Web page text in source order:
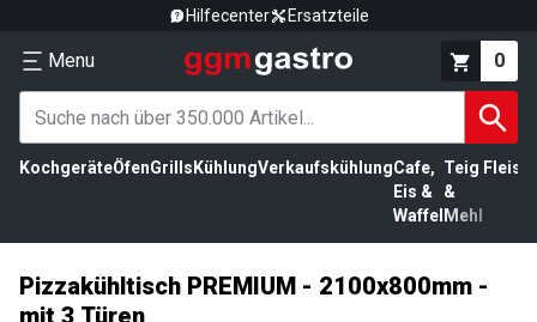
Hilfecenter Ersatzteile
Menu 0
KochgeräteÖfenGrills KühlungVerkaufskühlungCafe,
Eis &
Waffel
Teig
&
Mehl
Pizzakühltisch PREMIUM - 2100x800mm -
mit 3 Türen